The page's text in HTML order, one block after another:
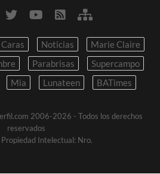
Caras Noticias
Marie Claire
Parabrisas
Supercampo
Mia Lunateen BATimes
2006-2026 - Todos los derechos
reservados
Intelectual: Nro.